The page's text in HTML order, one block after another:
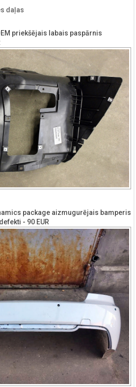
daļas
priekšējais labais paspārnis
package aizmugurējais bamperis
- 90 EUR